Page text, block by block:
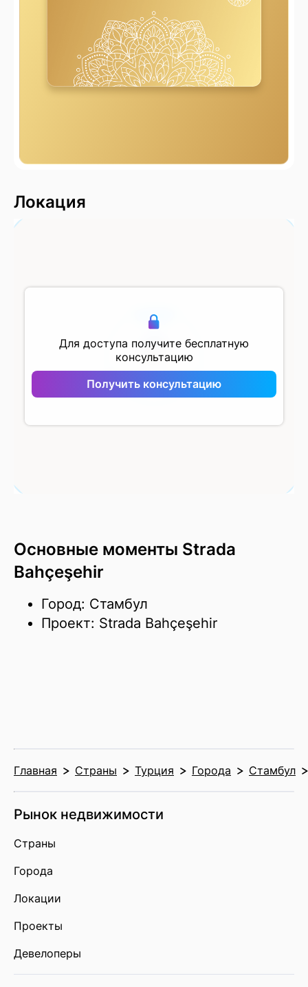
Локация
Для доступа получите бесплатную
консультацию
Получить консультацию
500 м
Основные моменты Strada
Bahçeşehir
Город: Стамбул
Проект: Strada Bahçeşehir
Главная Страны Турция Города Стамбул
Рынок недвижимости
Страны
Города
Локации
Проекты
Девелоперы